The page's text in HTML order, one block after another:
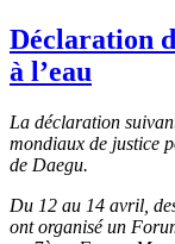
Déclaration
à l’eau
La déclaration
mondiaux de justice
de Daegu.
Du 12 au 14 avril,
ont organisé un